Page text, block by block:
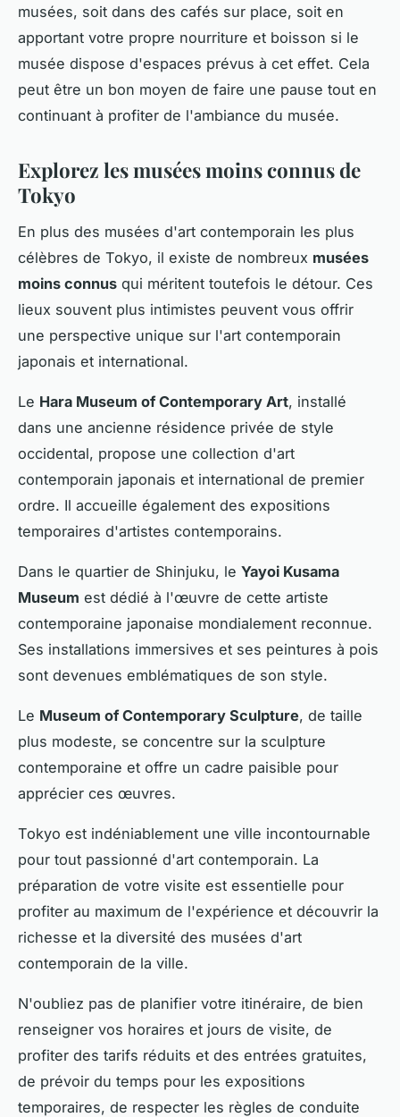
musées, soit dans des cafés sur place, soit en
apportant votre propre nourriture et boisson si le
musée dispose d'espaces prévus à cet effet. Cela
peut être un bon moyen de faire une pause tout en
continuant à profiter de l'ambiance du musée.
Explorez les musées moins connus de
Tokyo
En plus des musées d'art contemporain les plus
célèbres de Tokyo, il existe de nombreux musées
moins connus qui méritent toutefois le détour. Ces
lieux souvent plus intimistes peuvent vous offrir
une perspective unique sur l'art contemporain
japonais et international.
Le Hara Museum of Contemporary Art, installé
dans une ancienne résidence privée de style
occidental, propose une collection d'art
contemporain japonais et international de premier
ordre. Il accueille également des expositions
temporaires d'artistes contemporains.
Dans le quartier de Shinjuku, le Yayoi Kusama
Museum est dédié à l'œuvre de cette artiste
contemporaine japonaise mondialement reconnue.
Ses installations immersives et ses peintures à pois
sont devenues emblématiques de son style.
Le Museum of Contemporary Sculpture, de taille
plus modeste, se concentre sur la sculpture
contemporaine et offre un cadre paisible pour
apprécier ces œuvres.
Tokyo est indéniablement une ville incontournable
pour tout passionné d'art contemporain. La
préparation de votre visite est essentielle pour
profiter au maximum de l'expérience et découvrir la
richesse et la diversité des musées d'art
contemporain de la ville.
N'oubliez pas de planifier votre itinéraire, de bien
renseigner vos horaires et jours de visite, de
profiter des tarifs réduits et des entrées gratuites,
de prévoir du temps pour les expositions
temporaires, de respecter les règles de conduite